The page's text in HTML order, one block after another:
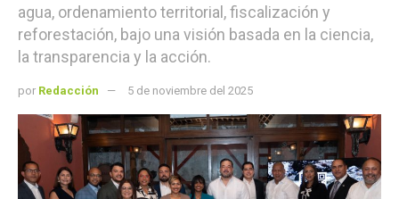
agua, ordenamiento territorial, fiscalización y
reforestación, bajo una visión basada en la ciencia,
la transparencia y la acción.
por Redacción 5 de noviembre del 2025